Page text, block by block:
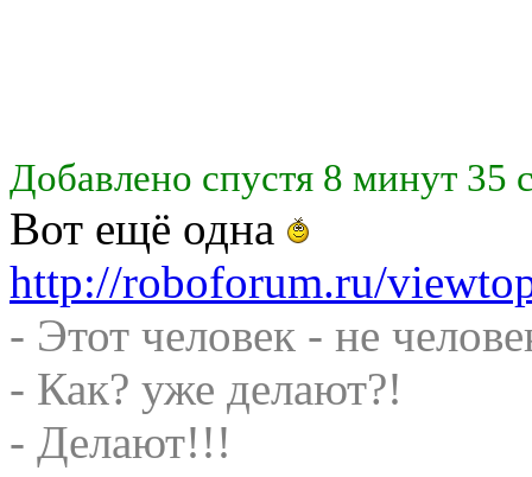
Добавлено спустя 8 минут 35
Вот ещё одна
http://roboforum.ru/
- Этот человек - не
- Как? уже делают?!
- Делают!!!